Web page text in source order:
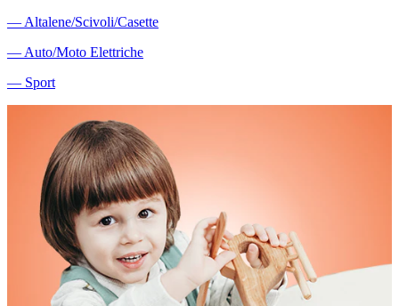
― Altalene/Scivoli/Casette
― Auto/Moto Elettriche
― Sport